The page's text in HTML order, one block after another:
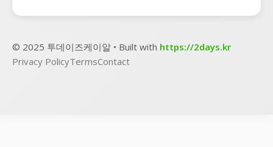
© 2025 투데이즈케이알 • Built with https://2days.kr
Privacy PolicyTermsContact